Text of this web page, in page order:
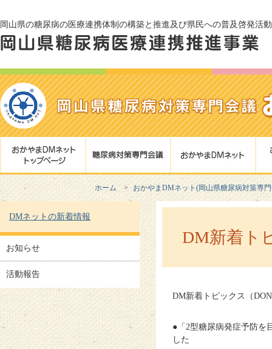
岡山県の糖尿病の医療連携体制の構築と推進及び県民への普及啓発活
ホーム おかやまDMネット(岡山県糖尿病対策専
DM新着ト
DM新着トピックス（
●「2型糖尿病発症予防を
した
DMネットの新着情報
お知らせ
活動報告